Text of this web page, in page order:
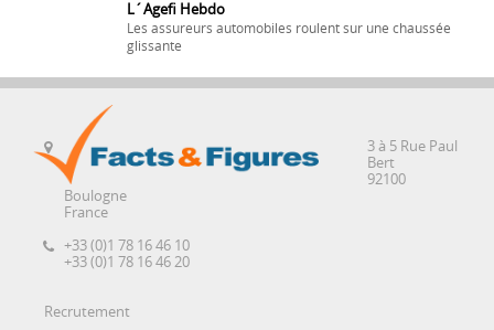
L´Agefi Hebdo
Les assureurs automobiles roulent sur une chaussée
glissante
3 à 5 Rue Paul
Bert
92100
Boulogne
France
+33 (0)1 78 16 46 10
+33 (0)1 78 16 46 20
Recrutement